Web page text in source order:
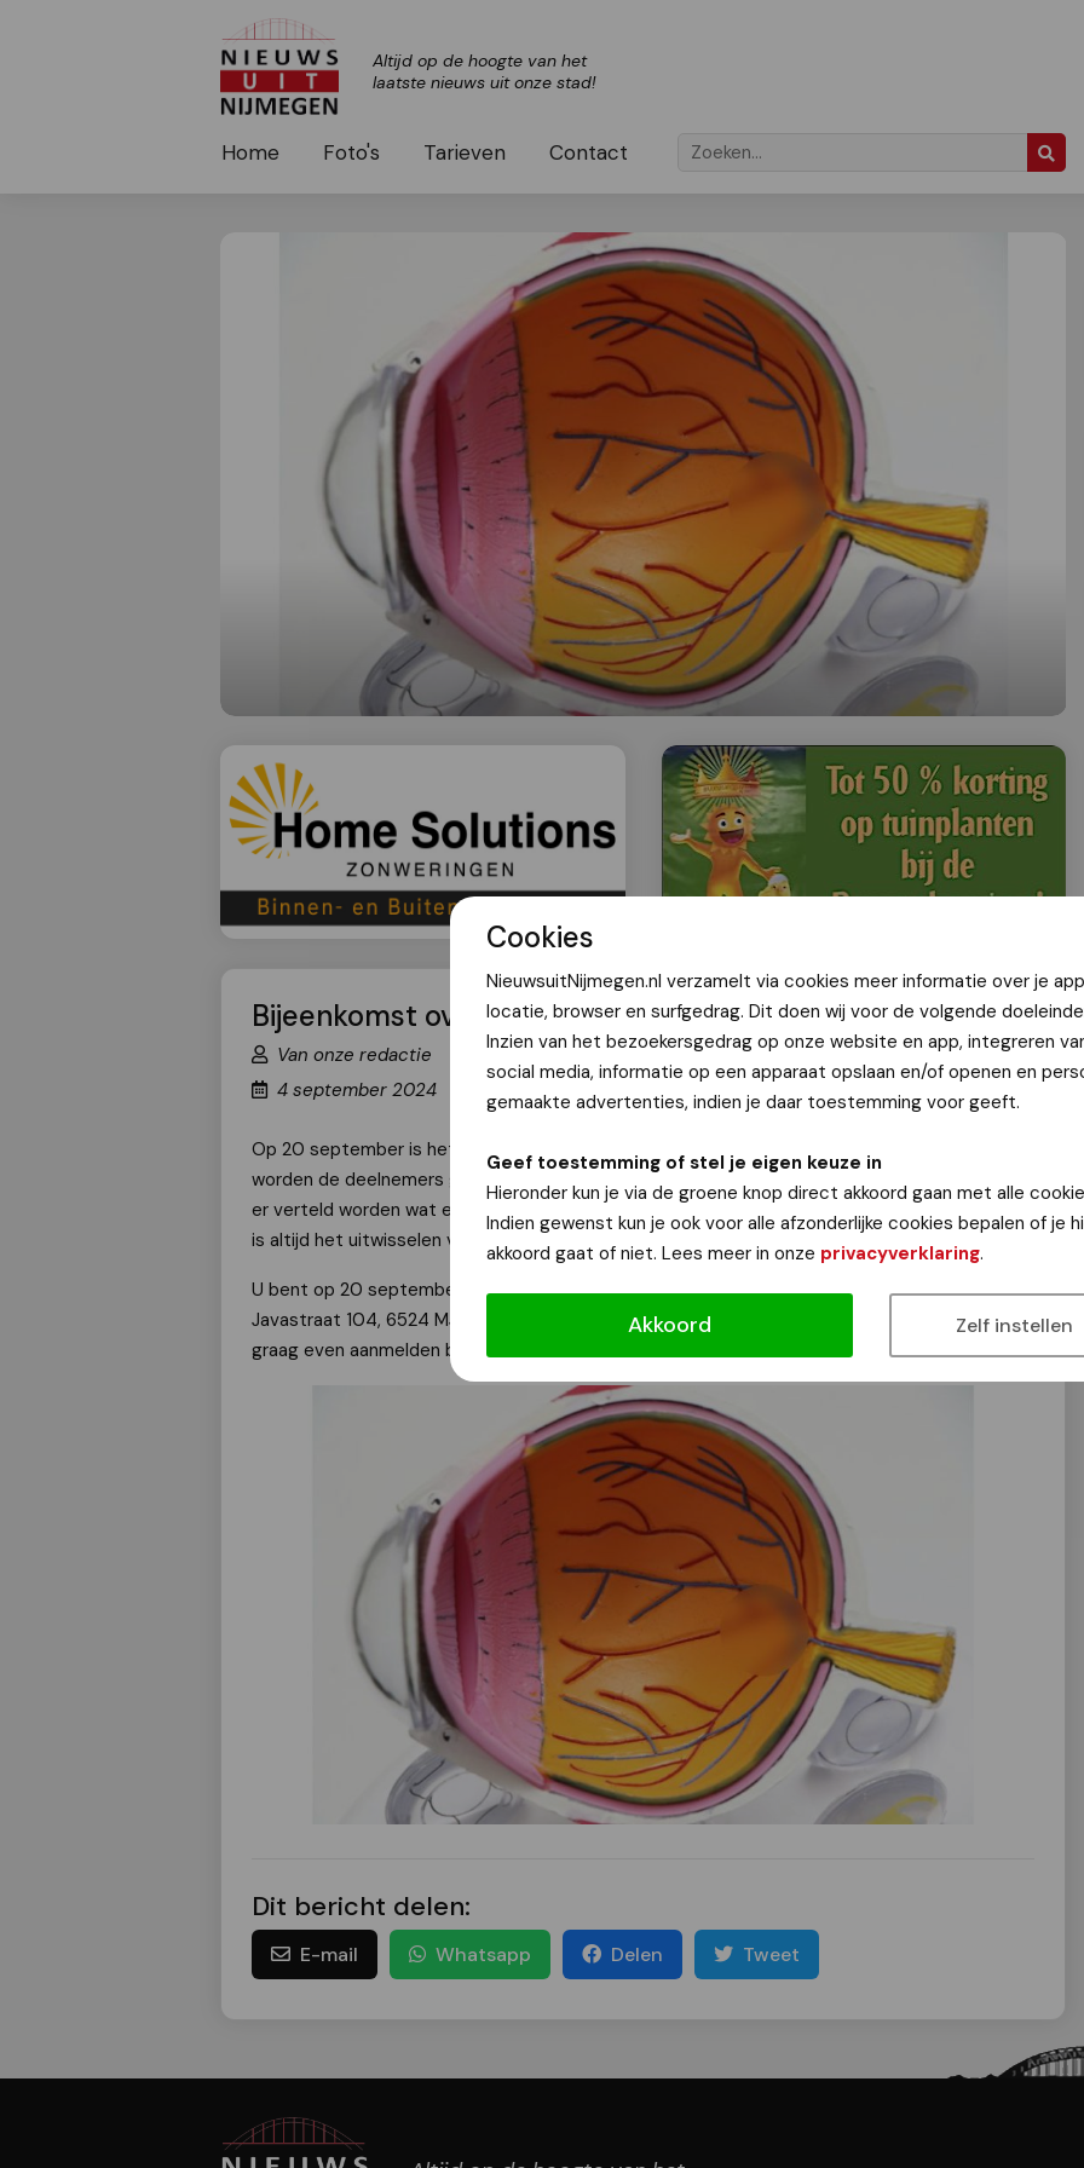
Cookies
NieuwsuitNijmegen.nl verzamelt via cookies meer informatie over je
locatie, browser en surfgedrag. Dit doen wij voor de volgende
Inzien van het bezoekersgedrag op onze website en app, integreren
social media, informatie op een apparaat opslaan en/of openen en
gemaakte advertenties, indien je daar toestemming voor geeft.
Geef toestemming of stel je eigen keuze in
Hieronder kun je via de groene knop direct akkoord gaan met alle
Indien gewenst kun je ook voor alle afzonderlijke cookies bepalen of je
akkoord gaat of niet. Lees meer in onze privacyverklaring.
Akkoord Zelf instellen
Altijd op de hoogte van het
laatste nieuws uit onze stad!
Home Foto's Tarieven Contact
Bijeenkomst over maculadegeneratie
Van onze redactie
4 september 2024
Op 20 september is het eerste Macula Café in Nijmegen. Op deze eerste bijeenkomst
worden de deelnemers geïnformeerd over de activiteiten van de MaculaVereniging. Ook zal
er verteld worden wat er zo al de komende bijeenkomsten zal worden gedaan. Vast onderdeel
is altijd het uitwisselen van ervaringen met maculadegeneratie en het delen van ideeën.
U bent op 20 september van 14.00 tot 16.00 uur van harte welkom in het gebouw van Visio,
Javastraat 104, 6524 MJ Nijmegen-Oost. De inloop is vanaf 13.30 uur. Toegang is gratis. Wel
graag even aanmelden bij
fstrijk@home.nl
Dit bericht delen:
E-mail Whatsapp Delen Tweet